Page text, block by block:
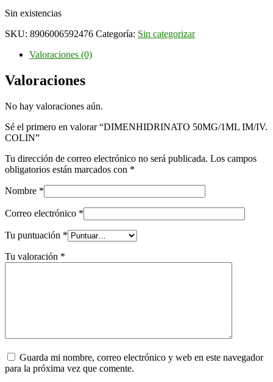
Sin existencias
SKU: 8906006592476 Categoría: Sin categorizar
Valoraciones (0)
Valoraciones
No hay valoraciones aún.
Sé el primero en valorar “DIMENHIDRINATO 50MG/1ML IM/IV.
COLIN”
Tu dirección de correo electrónico no será publicada. Los campos
obligatorios están marcados con *
Nombre *
Correo electrónico *
Tu puntuación *
Tu valoración *
Guarda mi nombre, correo electrónico y web en este navegador
para la próxima vez que comente.